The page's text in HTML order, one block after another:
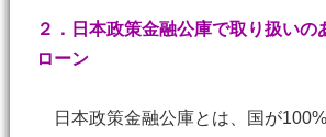
２．日本政策金融公庫で取り扱いの
ローン
日本政策金融公庫とは、国が